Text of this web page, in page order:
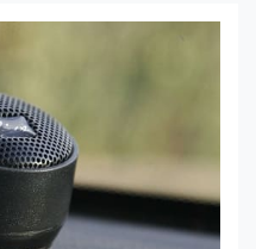
жувальної
та
на
не обмежуються
Дефіцит
[…]